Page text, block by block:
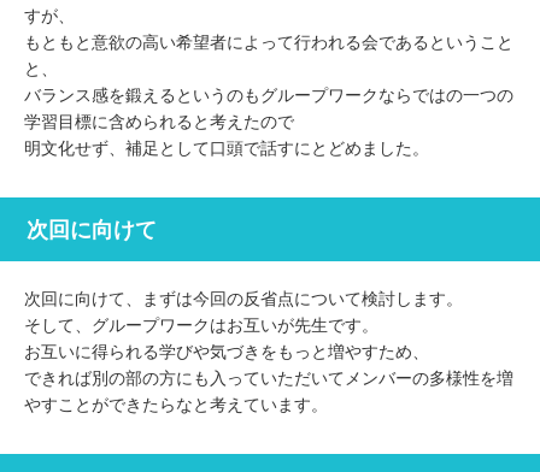
すが、
もともと意欲の高い希望者によって行われる会であるということ
と、
バランス感を鍛えるというのもグループワークならではの一つの
学習目標に含められると考えたので
明文化せず、補足として口頭で話すにとどめました。
次回に向けて
次回に向けて、まずは今回の反省点について検討します。
そして、グループワークはお互いが先生です。
お互いに得られる学びや気づきをもっと増やすため、
できれば別の部の方にも入っていただいてメンバーの多様性を増
やすことができたらなと考えています。